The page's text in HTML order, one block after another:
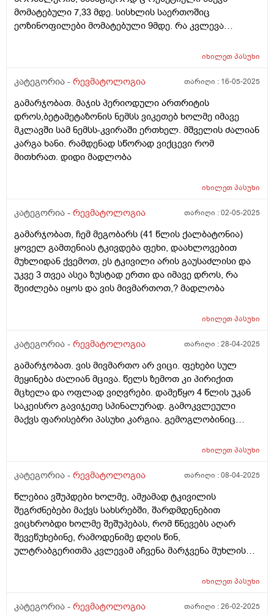
მომატებული 7,33 მდე. სისხლის საერთოშიც
ეოზინოფილები მომატებული 9მდე. რა კვლევა
იხილეთპასუხი
კატეგორია - რევმატოლოგია თარიღი : 16-05-2025
გამარჯობათ. მაჯის პერიოდული ართრიტის
დროს,ბეტამეტაზონის ნემსს ვიკეთებ ხოლმე იმავე
მკლავში სამ ნემსს-კვირაში ერთხელ. მშველის ძალიან
კარგა ხანი. რამდენად სწორად ვიქცევი რომ
მითხრათ. დიდი მადლობა
იხილეთპასუხი
კატეგორია - რევმატოლოგია თარიღი :02-05-2025
გამარჯობათ, ჩემ მეგობარს (41 წლის ქალბატონია)
ყოველ გამთენიას ტკივდება ფეხი, დაახლოვებით
მუხლიდან ქვემოთ, ეს ტკივილი არის გაუსაძლისი და
უკვე 3 თვეა ასეა ზუსტად ერთი და იმავე დროს, რა
შეიძლება იყოს და ვის მივმართოთ,? მადლობა
იხილეთპასუხი
კატეგორია - რევმატოლოგია თარიღი :28-04-2025
გამარჯობათ. ვის მივმართო არ ვიცი. ფეხები სულ
მეყინება ძალიან მცივა. წელს ზემოთ კი პირიქით
მცხელა და ოფლად ვიღვრები. დამეწყო 4 წლის უკან
საკეისრო გავიჯეთე სპინალურად. გამოკვლეული
მაქვს ფარისებრი პასუხი კარგია. გემოგლობინიც
იხილეთპასუხი
კატეგორია - რევმატოლოგია თარიღი :08-04-2025
წლებია ვშუპდები ხოლმე, ამჟამად ტკივილის
შეგრძნებები მაქვს სახსრებში, შარდმდენებით
ვიცხრობდი ხოლმე შეშუპებას, რომ წნევებს აღარ
შევეწუხებინე, რამოდენიმე დღის წინ,
ულტრაბგერითმა კვლევამ აჩვენა მარჯვენა მუხლის
ფოსოში კი ანექოგენური ცისტური ჩანართი ზომით 15/9
და მკურნალობის რა საშუალებას მივმართო?
იხილეთპასუხი
კატეგორია - რევმატოლოგია თარიღი :26-02-2025